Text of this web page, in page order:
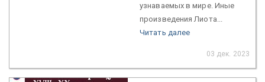
узнаваемых в мире. Иные
произведения Лиота...
Читать далее
03 дек. 2023